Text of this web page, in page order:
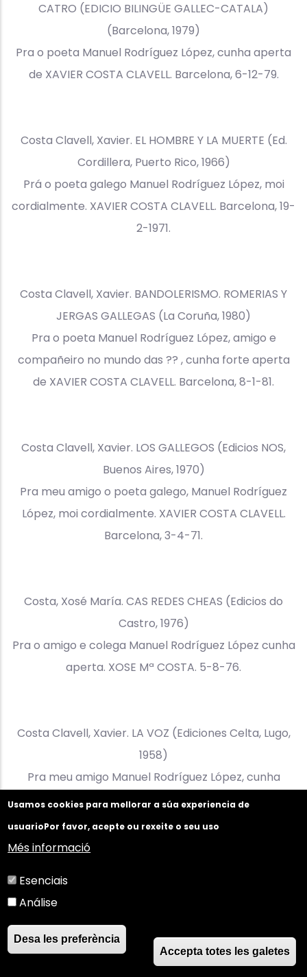
CATRO (EDICIO BILINGÜE GALLEC-CATALA)
(Barcelona, 1979)
Pra o poeta Manuel Rodríguez López, cunha aperta
de XAVIER COSTA CLAVELL. Barcelona, 6-12-79.
Costa Clavell, Xavier. EL HOMBRE Y LA MUERTE (Ed.
Cordillera, Puerto Rico, 1966)
Prá o poeta galego Manuel Rodríguez López, moi
cordialmente. XAVIER COSTA CLAVELL. Barcelona, 19-
2-1971.
Costa Clavell, Xavier. BANDOLERISMO. ROMERIAS Y
JERGAS GALLEGAS (La Coruña, 1980)
Pra o poeta Manuel Rodríguez López, amigo e
compañeiro no mundo das ?? , cunha forte aperta
de XAVIER COSTA CLAVELL. Barcelona, 8-1-81.
Costa Clavell, Xavier. LOS GALLEGOS (Edicios NOS,
Buenos Aires, 1970)
Pra meu amigo o poeta galego, Manuel Rodríguez
López, moi cordialmente. XAVIER COSTA CLAVELL.
Barcelona, 3-4-71.
Costa, Xosé María. CAS REDES CHEAS (Edicios do
Castro, 1976)
Pra o amigo e colega Manuel Rodríguez López cunha
aperta. XOSE Mª COSTA. 5-8-76.
Costa Clavell, Xavier. LA VOZ (Ediciones Celta, Lugo,
1958)
Pra meu amigo Manuel Rodríguez López, cunha
aperta despois dunha longa e cordial conversa.
XAVIER. Barcelona, 26-9-80.
Costa Clavell, Xavier. A ROUCA GORXA DO MEU SER
(Ediciones tiempo nuevo, Buenos Aires, 1963)
Pra meu amigo Rodríguez López, moi cordialmente.
XAVIER COSTA CLAVELL. Barcelona, 22-5-70.
Usamos cookies para mellorar a súa experiencia de
usuarioPor favor, acepte ou rexeite o seu uso
Més informació
Esenciais
Análise
Desa les preferència
Accepta totes les galetes